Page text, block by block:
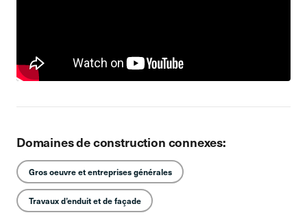
Domaines de construction connexes:
Gros oeuvre et entreprises générales
Travaux d’enduit et de façade